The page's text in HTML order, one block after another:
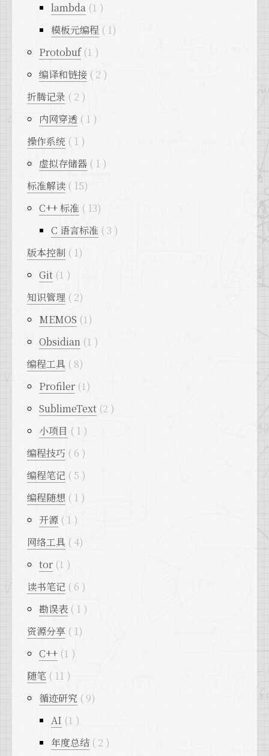
lambda 1
模板元编程
1
Protobuf 1
编译和链接
2
折腾记录
2
内网穿透
1
操作系统
1
虚拟存储器
1
标准解读
15
C++ 标准
13
C 语言标准
3
版本控制
1
Git 1
知识管理
2
MEMOS 1
Obsidian 1
编程工具
8
Profiler 1
SublimeText 2
小项目
1
编程技巧
6
编程笔记
5
编程随想
1
开源
1
网络工具
4
tor 1
读书笔记
6
勘误表
1
资源分享
1
C++ 1
随笔
11
循迹研究
9
AI 1
年度总结
2